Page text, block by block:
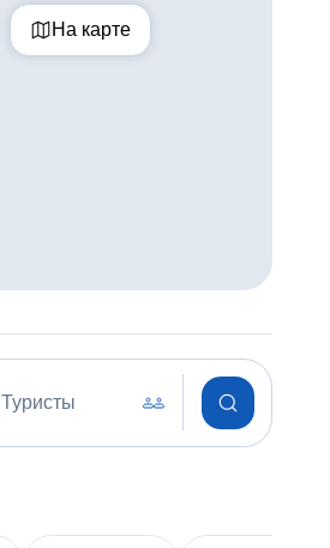
На карте
Туристы